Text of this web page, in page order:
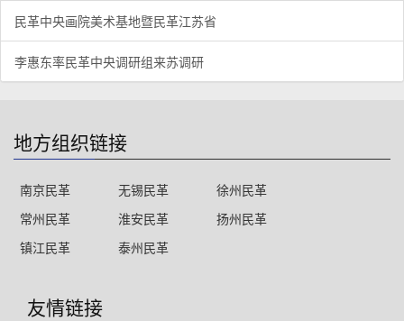
民革中央画院美术基地暨民革江苏省
李惠东率民革中央调研组来苏调研
地方组织链接
南京民革 无锡民革
徐州民革
常州民革
淮安民革
扬州民革
镇江民革
泰州民革
友情链接